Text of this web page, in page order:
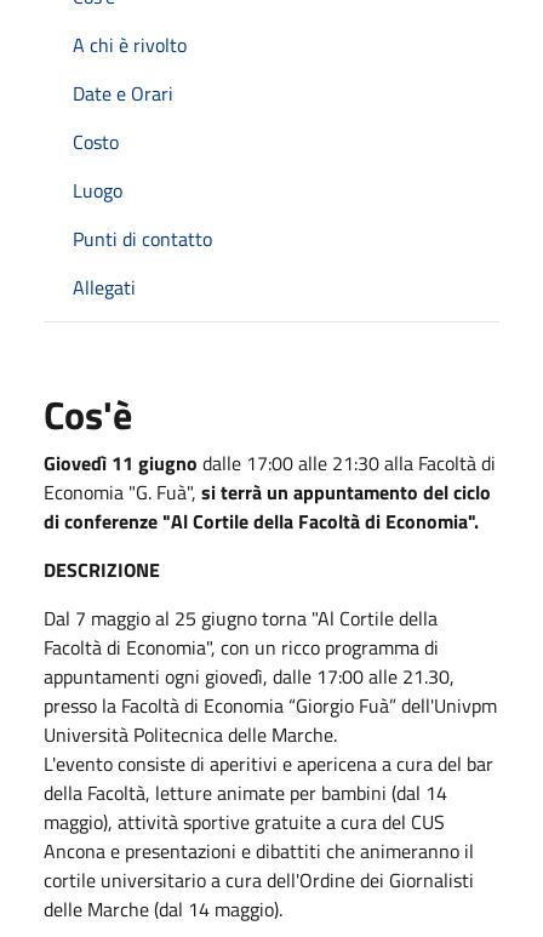
A chi è rivolto
Date e Orari
Costo
Luogo
Punti di contatto
Allegati
Cos'è
Giovedì 11 giugno dalle 17:00 alle 21:30 alla Facoltà di
Economia "G. Fuà", si terrà un appuntamento del ciclo
di conferenze "Al Cortile della Facoltà di Economia".
DESCRIZIONE
Dal 7 maggio al 25 giugno torna "Al Cortile della
Facoltà di Economia", con un ricco programma di
appuntamenti ogni giovedì, dalle 17:00 alle 21.30,
presso la Facoltà di Economia “Giorgio Fuà” dell'Univpm
Università Politecnica delle Marche.
L'evento consiste di aperitivi e apericena a cura del bar
della Facoltà, letture animate per bambini (dal 14
maggio), attività sportive gratuite a cura del CUS
Ancona e presentazioni e dibattiti che animeranno il
cortile universitario a cura dell'Ordine dei Giornalisti
delle Marche (dal 14 maggio).